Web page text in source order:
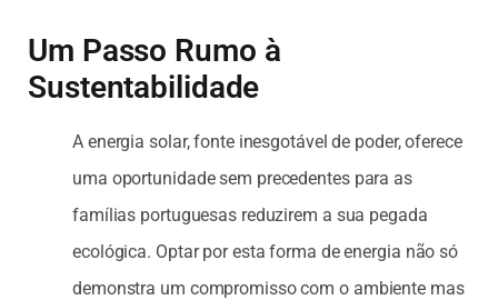
Um Passo Rumo à
Sustentabilidade
A energia solar, fonte inesgotável de poder, oferece
uma oportunidade sem precedentes para as
famílias portuguesas reduzirem a sua pegada
ecológica. Optar por esta forma de energia não só
demonstra um compromisso com o ambiente mas